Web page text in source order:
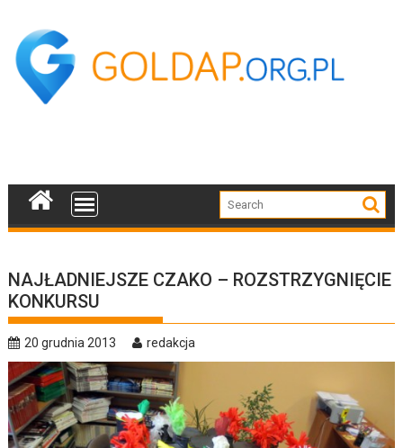
content
NAJŁADNIEJSZE CZAKO – ROZSTRZYGNIĘCIE
KONKURSU
20 grudnia 2013 redakcja